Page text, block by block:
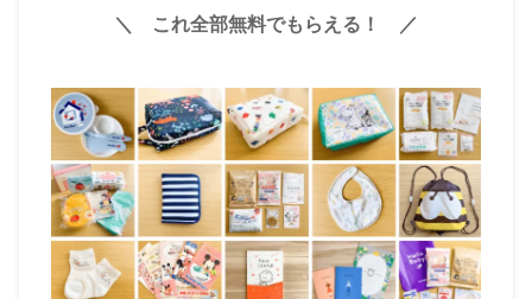
＼ これ全部無料でもらえる！ ／